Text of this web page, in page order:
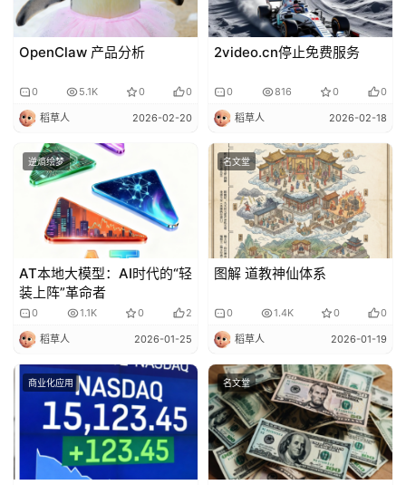
OpenClaw 产品分析
0 5.1K 0 0
稻草人 2026-02-20
2video.cn停止免费服务
0 816 0 0
稻草人 2026-02-18
逆熵绘梦
AT本地大模型：AI时代的“轻
装上阵”革命者
0 1.1K 0 2
稻草人 2026-01-25
名文堂
图解 道教神仙体系
0 1.4K 0 0
稻草人 2026-01-19
商业化应用 名文堂